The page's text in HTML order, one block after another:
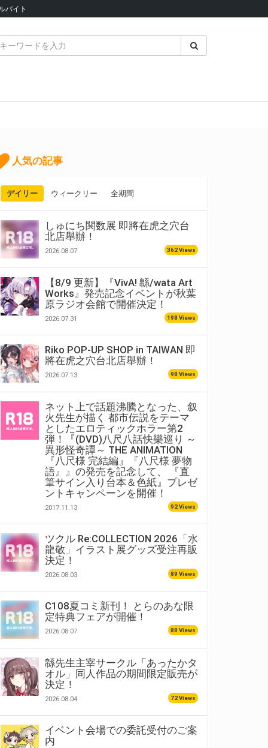
バイト
人気の記事
デイリー ウィークリー 全期間
しゅにち関数展 即將在虎之穴台
北店舉辦！
2026.08.07 362 Views
【8/9 更新】『VivA! 緜/wata Art
Works』発売記念イベントが秋葉
原ラジオ会館で開催決定！
2026.07.31 198 Views
Riko POP-UP SHOP in TAIWAN 即
將在虎之穴台北店舉辦！
2026.07.13 98 Views
ネット上で話題沸騰となった、叙
火先生が描く 都市伝説をテーマ
としたエロティックホラー第2
弾！『(DVD)八尺八話快樂巡り ～
異形怪奇譚～ THE ANIMATION
『八尺様 完結編』『八尺様 夢物
語』』の発売を記念して、 『直
筆サイン入り台本＆色紙』プレゼ
ントキャンペーンを開催！
2017.11.13 92 Views
ツクル Re:COLLECTION 2026「水
龍敬」イラスト展グッズ受注再販
決定！
2026.08.03 89 Views
C108夏コミ新刊！ とらのあな限
定特典フェアが開催！
2026.08.07 88 Views
緜先生主宰サークル「あったかタ
オル」同人作品の期間限定販売が
決定！
2026.08.04 72 Views
イベント会場での委託受付のご案
内